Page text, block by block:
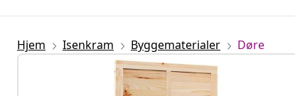
Hjem Isenkram Byggematerialer Døre